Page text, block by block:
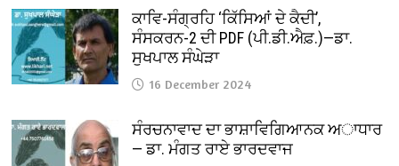
ਕਾਵਿ-ਸੰਗ੍ਰਹਿ ‘ਕਿੱਸਿਆਂ ਦੇ ਕੈਦੀ’,
ਸੰਸਕਰਨ-2 ਦੀ PDF (ਪੀ.ਡੀ.ਐਫ਼.)—ਡਾ.
ਸੁਖਪਾਲ ਸੰਘੇੜਾ
16 December 2024
ਸੰਰਚਨਾਵਾਦ ਦਾ ਭਾਸ਼ਾਵਿਗਿਆਨਕ ਅਾਧਾਰ
— ਡਾ. ਮੰਗਤ ਰਾਏ ਭਾਰਦਵਾਜ